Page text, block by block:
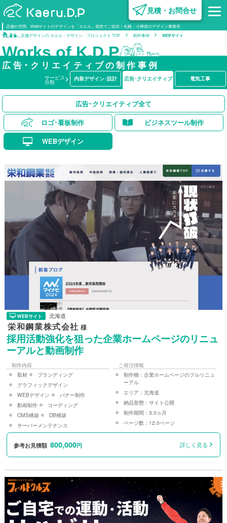
店舗や空間、Webサイトのデザインを「カエル」発想でご提供！札幌・小樽発のデザイン事務所
内装デザイン･設計
広告･クリエイティブ
設計施工
設備·営繕
不動産開発
営業·クリエイティブ
企画·開発
企業情報
組織図･グループ企業
見積・お問合せ
店舗デザインの カエル・デザイン・プロジェクト TOP 制作事例 WEBサイト
Works of K.D.P
広告･クリエイティブの制作事例
サービス
分類 内装デザイン･設計 広告･クリエイティブ 電気工事
広告･クリエイティブ全て
ロゴ･看板制作 ビジネスツール制作
WEBデザイン
WEBサイト 北海道
栄和鋼業株式会社 様
採用活動強化を狙った企業ホームページのリニュ
ーアルと動画制作
制作内容
取材
ブランディング
グラフィックデザイン
WEBデザイン
バナー制作
動画制作
コーディング
CMS構築
DB構築
サーバーメンテナンス
ご発注情報
制作物：企業ホームページのフルリニュ
ーアル
エリア：北海道
納品形態：サイト公開
制作期間：3.0ヵ月
ページ数： 12.0ページ
参考お見積額 800,000円 詳しく見る